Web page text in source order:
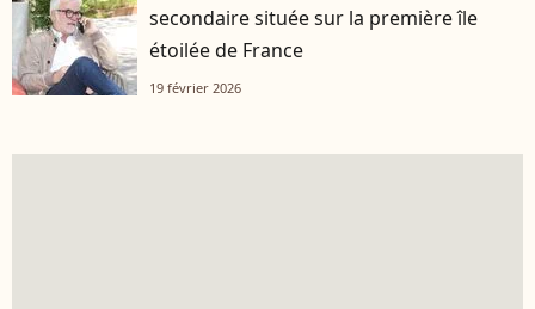
secondaire située sur la première île
étoilée de France
19 février 2026